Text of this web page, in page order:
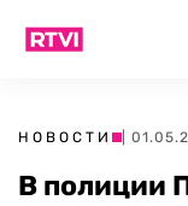
НОВОСТИ |
В полиции